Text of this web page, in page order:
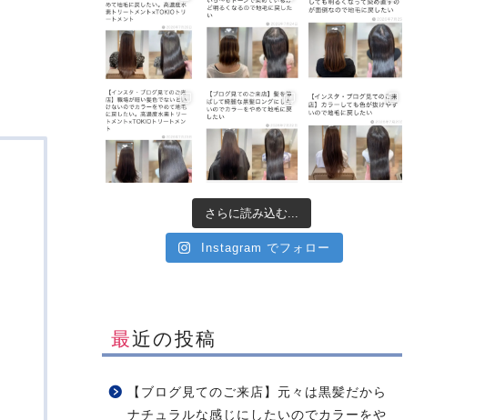
さらに読み込む...
Instagram でフォロー
最近の投稿
【ブログ見てのご来店】元々は黒髪だから
ナチュラルな感じにしたいのでカラーをや